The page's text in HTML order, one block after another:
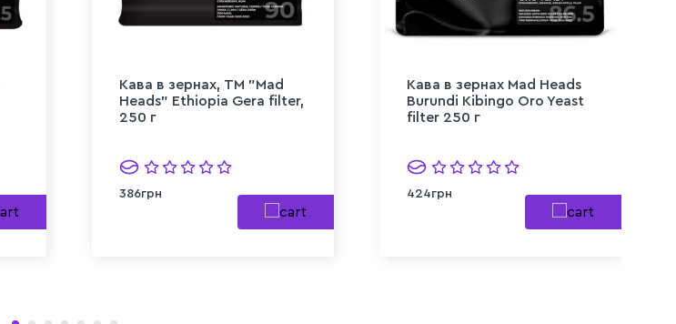
Кава в зернах, ТМ "Mad
Heads" Ethiopia Gera filter,
250 г
386грн
Кава в зернах Mad Heads
Burundi Kibingo Oro Yeast
filter 250 г
424грн